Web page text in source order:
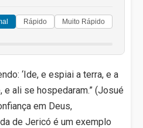
Rápido Muito Rápido
‘Ide, e espiai a terra, e a
e ali se hospedaram.” (Josué
em Deus,
de Jericó é um exemplo